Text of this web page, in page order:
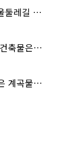
이것이 천연 냉방! '서울둘레길 9코스'로 숲속 피서 떠나볼까
나의 마음을 사로잡은 건축물은? '서울시 건축상' 수상작 공개!
한여름에도 얼음장 같은 계곡물! 서울 '진관사 계곡'이 천국이네~